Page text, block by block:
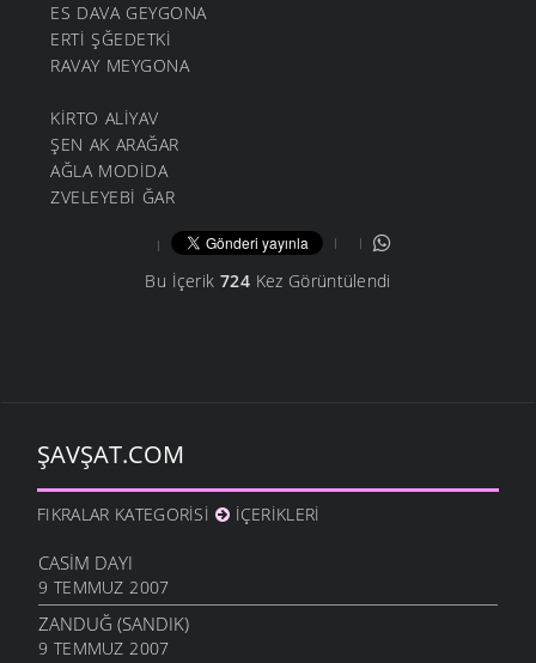
ES DAVA GEYGONA
ERTİ ŞĞEDETKİ
RAVAY MEYGONA
KİRTO ALİYAV
ŞEN AK ARAĞAR
AĞLA MODİDA
ZVELEYEBİ ĞAR
Bu İçerik 724Kez Görüntülendi
ŞAVŞAT.COM
FIKRALAR KATEGORISI İÇERIKLERI
CASIM DAYI
9 TEMMUZ 2007
ZANDUĞ (SANDIK)
9 TEMMUZ 2007